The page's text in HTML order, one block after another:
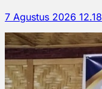
7 Agustus 2026 12.18